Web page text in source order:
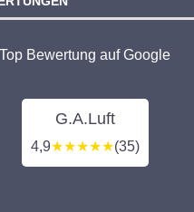
Top Bewertung auf Google
G.A.Luft
4,9★★★★★(35)